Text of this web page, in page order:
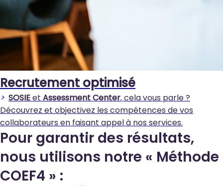
Recrutement optimisé
> SOSIEet Assessment Center, cela vous parle ?
Découvrez et objectivez les compétences de vos
collaborateurs en faisant appel à nos services.
Pour garantir des résultats,
nous utilisons notre « Méthode
COEF4 » :